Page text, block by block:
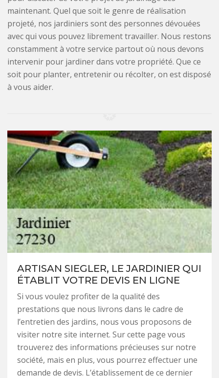
maintenant. Quel que soit le genre de réalisation
projeté, nos jardiniers sont des personnes dévouées
avec qui vous pouvez librement travailler. Nous restons
constamment à votre service partout où nous devons
intervenir pour jardiner dans votre propriété. Que ce
soit pour planter, entretenir ou récolter, on est disposé
à vous aider.
ARTISAN SIEGLER, LE JARDINIER QUI
ÉTABLIT VOTRE DEVIS EN LIGNE
Si vous voulez profiter de la qualité des
prestations que nous livrons dans le cadre de
l’entretien des jardins, nous vous proposons de
visiter notre site internet. Sur cette page vous
trouverez des informations précieuses sur notre
société, mais en plus, vous pourrez effectuer une
demande de devis. L’établissement de ce dernier